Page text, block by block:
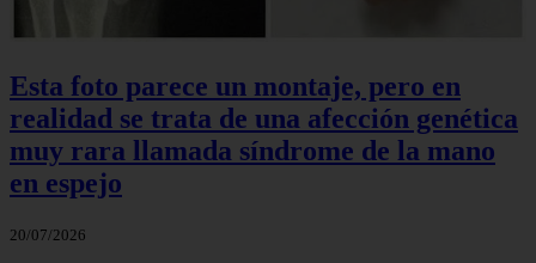
Esta foto parece un montaje, pero en
realidad se trata de una afección genética
muy rara llamada síndrome de la mano
en espejo
20/07/2026